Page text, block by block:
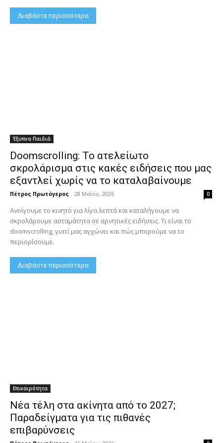
Διαβάστε περισσότερα
Έξυπνα Παιδιά
Doomscrolling: Το ατελείωτο
σκρολάρισμα στις κακές ειδήσεις που μας
εξαντλεί χωρίς να το καταλαβαίνουμε
Πέτρος Πρωτόγερος - 28 Μαΐου, 2026 0
Ανοίγουμε το κινητό για λίγα λεπτά και καταλήγουμε να
σκρολάρουμε ασταμάτητα σε αρνητικές ειδήσεις. Τι είναι το
doomscrolling, γιατί μας αγχώνει και πώς μπορούμε να το
περιορίσουμε.
Διαβάστε περισσότερα
Επικαιρότητα
Νέα τέλη στα ακίνητα από το 2027;
Παραδείγματα για τις πιθανές
επιβαρύνσεις